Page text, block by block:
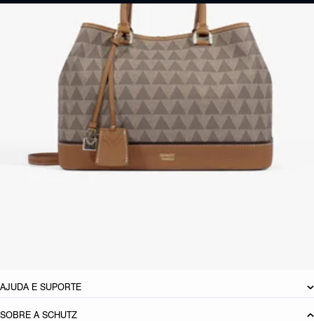
Com sua estética contemporânea e elegante, essa bolsa é perfeita
para quem precisa de praticidade no dia a dia - além de um ótimo
espaço interno, a Lara conta ainda com as opções de alça curta e
longa (que pode facilmente ser removida). Por sua vez, os detalhes
metalizados e a estampa Triangle imprimem personalidade extra ao
modelo, que pode tanto acompanhar looks com peças de alfaiataria
quanto o jeans + t-shirt ou vestido descontraído do final de semana.
Must have! *Tag personalizável.
AJUDA E SUPORTE
SOBRE A SCHUTZ